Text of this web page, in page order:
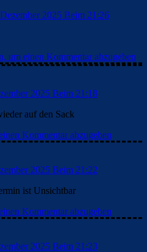
2025 Beim 21:26
um einen Kommentar abzugeben
2025 Beim 21:18
auf den Sack
Kommentar abzugeben
2025 Beim 21:22
ist Unsichtbar
Kommentar abzugeben
2025 Beim 21:23